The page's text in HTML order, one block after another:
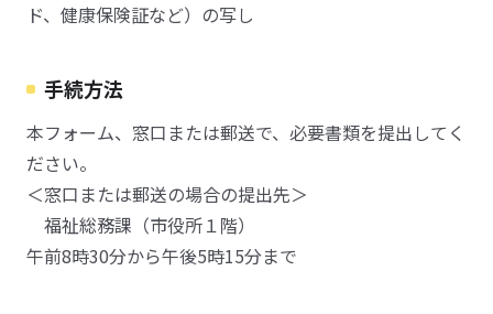
ド、健康保険証など）の写し
手続方法
本フォーム、窓口または郵送で、必要書類を提出してく
ださい。
＜窓口または郵送の場合の提出先＞
福祉総務課（市役所１階）
午前8時30分から午後5時15分まで